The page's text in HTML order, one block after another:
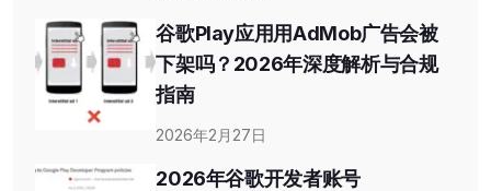
谷歌Play应用用AdMob广告会被
下架吗？2026年深度解析与合规
指南
2026年2月27日
2026年谷歌开发者账号